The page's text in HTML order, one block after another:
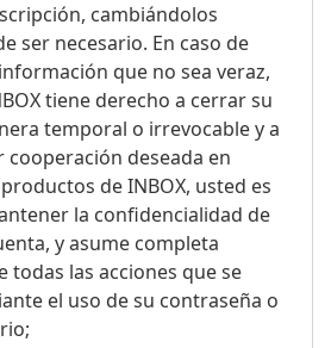
cambiándolos
ser necesario. En caso de
que no sea veraz,
tiene derecho a cerrar su
temporal o irrevocable y a
cooperación deseada en
de INBOX, usted es
la confidencialidad de
y asume completa
todas las acciones que se
el uso de su contraseña o